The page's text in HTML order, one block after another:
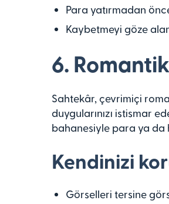
Para yatırmadan
Kaybetmeyi göze
6.
Sahtekâr, çevrimiçi
duygularınızı istismar
bahanesiyle para ya da
Kendinizi
Görselleri tersine